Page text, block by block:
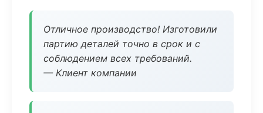
Отличное производство! Изготовили
партию деталей точно в срок и с
соблюдением всех требований.
— Клиент компании